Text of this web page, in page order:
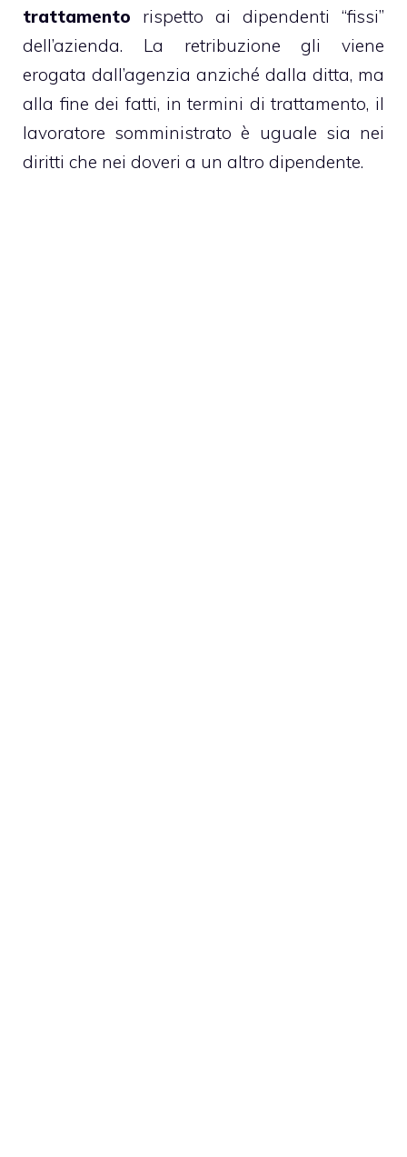
trattamento rispetto ai dipendenti “fissi”
dell’azienda. La retribuzione gli viene
erogata dall’agenzia anziché dalla ditta, ma
alla fine dei fatti, in termini di trattamento, il
lavoratore somministrato è uguale sia nei
diritti che nei doveri a un altro dipendente.